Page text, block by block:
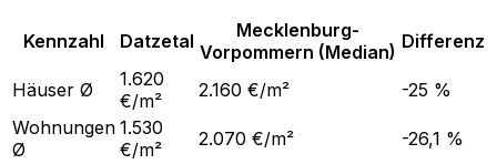
Kennzahl Datzetal
Mecklenburg-
Vorpommern (Median) Differenz
Häuser Ø
1.620
€/m²
2.160 €/m²
-25 %
Wohnungen
Ø
1.530
€/m²
2.070 €/m² -26,1 %